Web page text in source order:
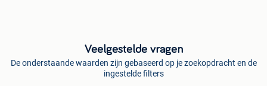
Veelgestelde vragen
De onderstaande waarden zijn gebaseerd op je zoekopdracht en de
ingestelde filters